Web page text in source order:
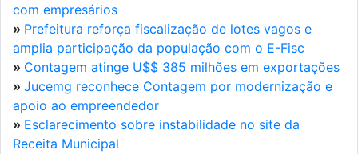
com empresários
» Prefeitura reforça fiscalização de lotes vagos e
amplia participação da população com o E-Fisc
» Contagem atinge U$$ 385 milhões em exportações
» Jucemg reconhece Contagem por modernização e
apoio ao empreendedor
» Esclarecimento sobre instabilidade no site da
Receita Municipal